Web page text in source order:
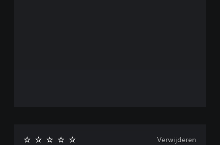
Verwijderen